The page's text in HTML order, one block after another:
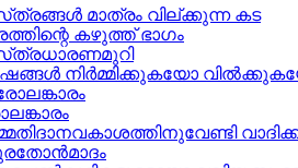
മാത്രം വില്‌ക്കുന്ന കട
കഴുത്ത് ഭാഗം
നിര്‍മ്മിക്കുകയോ